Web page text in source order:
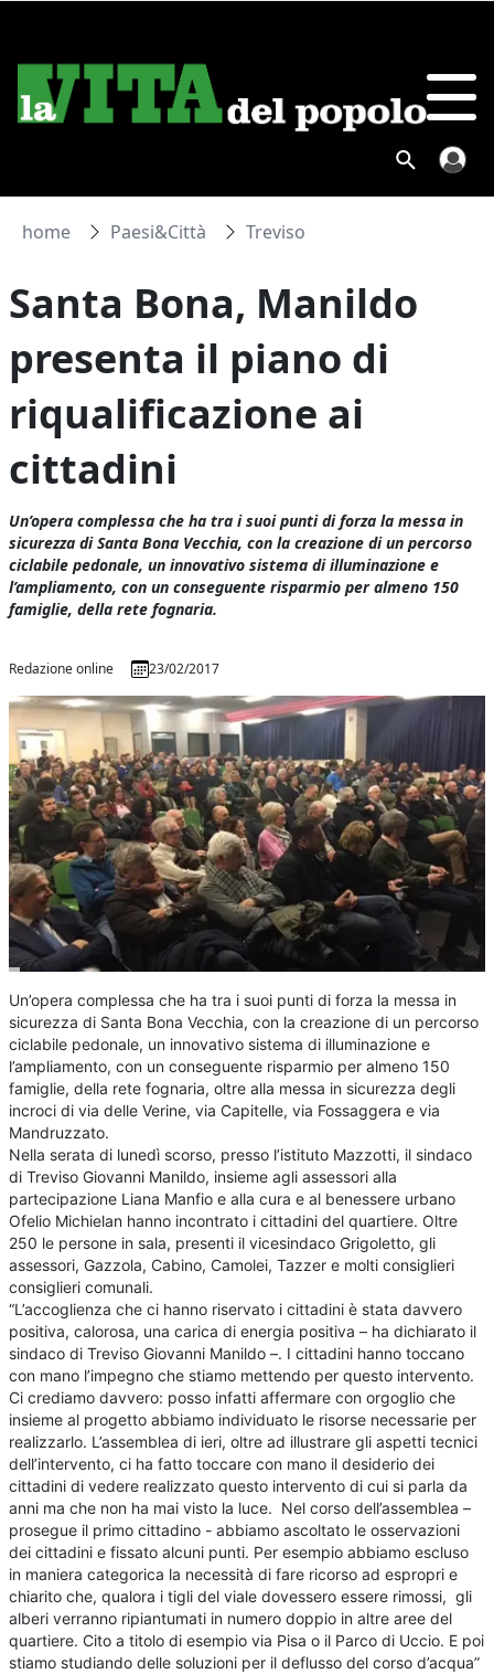
home Paesi&Città Treviso
Santa Bona, Manildo
presenta il piano di
riqualificazione ai
cittadini
Un’opera complessa che ha tra i suoi punti di forza la messa in
sicurezza di Santa Bona Vecchia, con la creazione di un percorso
ciclabile pedonale, un innovativo sistema di illuminazione e
l’ampliamento, con un conseguente risparmio per almeno 150
famiglie, della rete fognaria.
Redazione online 23/02/2017
Un’opera complessa che ha tra i suoi punti di forza la messa in
sicurezza di Santa Bona Vecchia, con la creazione di un percorso
ciclabile pedonale, un innovativo sistema di illuminazione e
l’ampliamento, con un conseguente risparmio per almeno 150
famiglie, della rete fognaria, oltre alla messa in sicurezza degli
incroci di via delle Verine, via Capitelle, via Fossaggera e via
Mandruzzato.
Nella serata di lunedì scorso, presso l’istituto Mazzotti, il sindaco
di Treviso Giovanni Manildo, insieme agli assessori alla
partecipazione Liana Manfio e alla cura e al benessere urbano
Ofelio Michielan hanno incontrato i cittadini del quartiere. Oltre
250 le persone in sala, presenti il vicesindaco Grigoletto, gli
assessori, Gazzola, Cabino, Camolei, Tazzer e molti consiglieri
consiglieri comunali.
“L’accoglienza che ci hanno riservato i cittadini è stata davvero
positiva, calorosa, una carica di energia positiva – ha dichiarato il
sindaco di Treviso Giovanni Manildo –. I cittadini hanno toccano
con mano l’impegno che stiamo mettendo per questo intervento.
Ci crediamo davvero: posso infatti affermare con orgoglio che
insieme al progetto abbiamo individuato le risorse necessarie per
realizzarlo. L’assemblea di ieri, oltre ad illustrare gli aspetti tecnici
dell’intervento, ci ha fatto toccare con mano il desiderio dei
cittadini di vedere realizzato questo intervento di cui si parla da
anni ma che non ha mai visto la luce. Nel corso dell’assemblea –
prosegue il primo cittadino - abbiamo ascoltato le osservazioni
dei cittadini e fissato alcuni punti. Per esempio abbiamo escluso
in maniera categorica la necessità di fare ricorso ad espropri e
chiarito che, qualora i tigli del viale dovessero essere rimossi, gli
alberi verranno ripiantumati in numero doppio in altre aree del
quartiere. Cito a titolo di esempio via Pisa o il Parco di Uccio. E poi
stiamo studiando delle soluzioni per il deflusso del corso d’acqua”